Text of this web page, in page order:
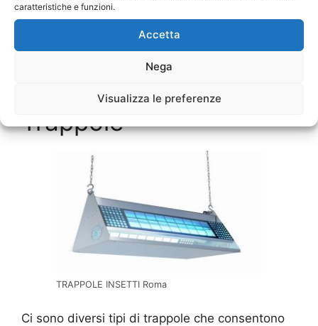
caratteristiche e funzioni.
Accetta
Nega
Visualizza le preferenze
con la nostra realtà che vanta una pluriball
è possibile avere accesso ai protocolli
migliori personalizzati in base al tipo di
Trappole
TRAPPOLE INSETTI Roma
Ci sono diversi tipi di trappole che consentono